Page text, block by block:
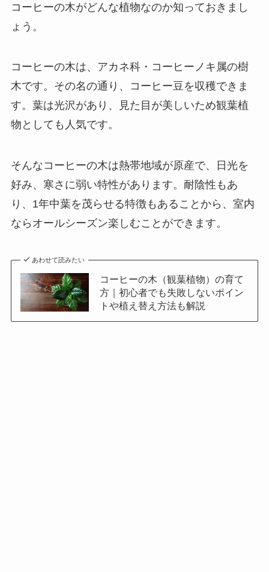
コーヒーの木がどんな植物なのか知っておきまし
ょう。
コーヒーの木は、アカネ科・コーヒーノキ属の樹
木です。その名の通り、コーヒー豆を収穫できま
す。葉は光沢があり、見た目が美しいため観葉植
物としても人気です。
そんなコーヒーの木は熱帯地域が原産で、日光を
好み、寒さに弱い特性があります。耐陰性もあ
り、1年中葉を茂らせる特徴もあることから、室内
ならオールシーズン楽しむことができます。
あわせて読みたい
コーヒーの木（観葉植物）の育て
方｜初心者でも失敗しないポイン
トや植え替え方法も解説